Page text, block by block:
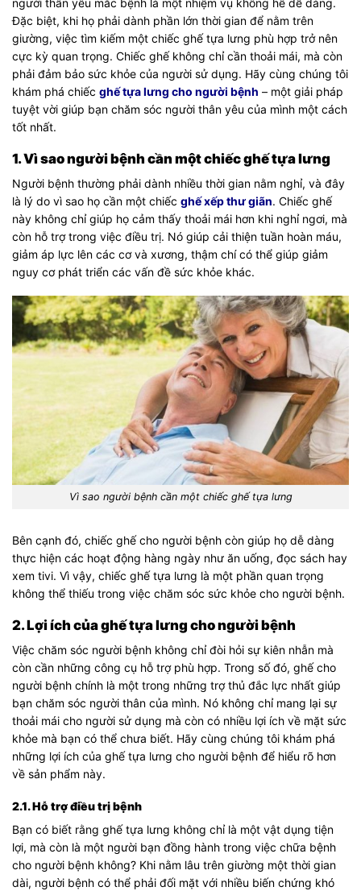
người thân yêu mắc bệnh là một nhiệm vụ không hề dễ dàng.
Đặc biệt, khi họ phải dành phần lớn thời gian để nằm trên
giường, việc tìm kiếm một chiếc ghế tựa lưng phù hợp trở nên
cực kỳ quan trọng. Chiếc ghế không chỉ cần thoải mái, mà còn
phải đảm bảo sức khỏe của người sử dụng. Hãy cùng chúng tôi
khám phá chiếc ghế tựa lưng cho người bệnh – một giải pháp
tuyệt vời giúp bạn chăm sóc người thân yêu của mình một cách
tốt nhất.
1. Vì sao người bệnh cần một chiếc ghế tựa lưng
Người bệnh thường phải dành nhiều thời gian nằm nghỉ, và đây
là lý do vì sao họ cần một chiếc ghế xếp thư giãn. Chiếc ghế
này không chỉ giúp họ cảm thấy thoải mái hơn khi nghỉ ngơi, mà
còn hỗ trợ trong việc điều trị. Nó giúp cải thiện tuần hoàn máu,
giảm áp lực lên các cơ và xương, thậm chí có thể giúp giảm
nguy cơ phát triển các vấn đề sức khỏe khác.
Vì sao người bệnh cần một chiếc ghế tựa lưng
Bên cạnh đó, chiếc ghế cho người bệnh còn giúp họ dễ dàng
thực hiện các hoạt động hàng ngày như ăn uống, đọc sách hay
xem tivi. Vì vậy, chiếc ghế tựa lưng là một phần quan trọng
không thể thiếu trong việc chăm sóc sức khỏe cho người bệnh.
2. Lợi ích của ghế tựa lưng cho người bệnh
Việc chăm sóc người bệnh không chỉ đòi hỏi sự kiên nhẫn mà
còn cần những công cụ hỗ trợ phù hợp. Trong số đó, ghế cho
người bệnh chính là một trong những trợ thủ đắc lực nhất giúp
bạn chăm sóc người thân của mình. Nó không chỉ mang lại sự
thoải mái cho người sử dụng mà còn có nhiều lợi ích về mặt sức
khỏe mà bạn có thể chưa biết. Hãy cùng chúng tôi khám phá
những lợi ích của ghế tựa lưng cho người bệnh để hiểu rõ hơn
về sản phẩm này.
2.1. Hỗ trợ điều trị bệnh
Bạn có biết rằng ghế tựa lưng không chỉ là một vật dụng tiện
lợi, mà còn là một người bạn đồng hành trong việc chữa bệnh
cho người bệnh không? Khi nằm lâu trên giường một thời gian
dài, người bệnh có thể phải đối mặt với nhiều biến chứng khó